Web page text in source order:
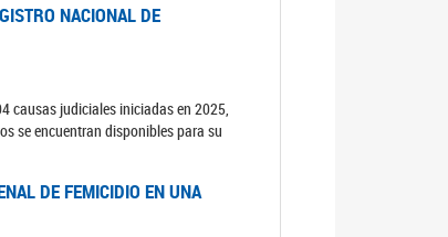
NACIONAL DE
causas judiciales iniciadas en 2025,
se encuentran disponibles para su
DE FEMICIDIO EN UNA